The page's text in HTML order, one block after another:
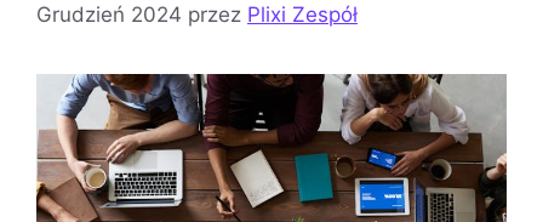
Grudzień 2024 przez Plixi Zespół